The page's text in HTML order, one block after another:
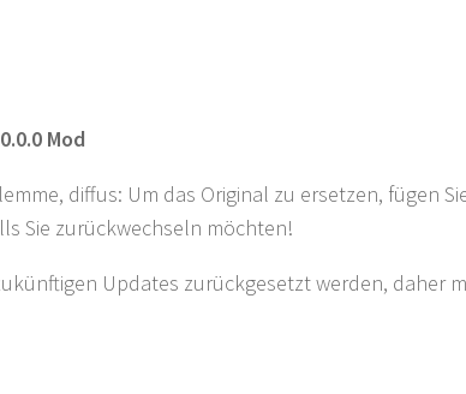
Mod
diffus: Um das Original zu ersetzen, fügen
Sie zurückwechseln möchten!
Updates zurückgesetzt werden, daher